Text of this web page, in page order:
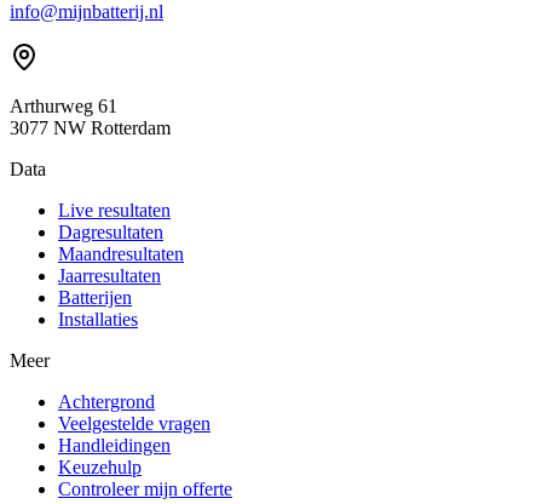
info@mijnbatterij.nl
Arthurweg 61
3077 NW Rotterdam
Data
Live resultaten
Dagresultaten
Maandresultaten
Jaarresultaten
Batterijen
Installaties
Meer
Achtergrond
Veelgestelde vragen
Handleidingen
Keuzehulp
Controleer mijn offerte